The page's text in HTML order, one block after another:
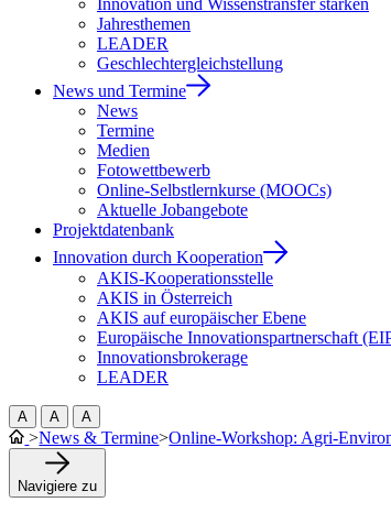
Innovation und Wissenstransfer stärken
Jahresthemen
LEADER
Geschlechtergleichstellung
News und Termine
News
Termine
Medien
Fotowettbewerb
Online-Selbstlernkurse (MOOCs)
Aktuelle Jobangebote
Projektdatenbank
Innovation durch Kooperation
AKIS-Kooperationsstelle
AKIS in Österreich
AKIS auf europäischer Ebene
Europäische Innovationspartnerschaft
Innovationsbrokerage
LEADER
A A A
>News & Termine>Online-Workshop: Agri-
Navigiere zu